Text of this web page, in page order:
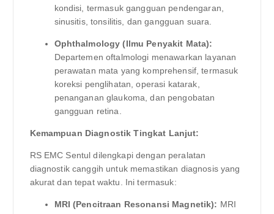
kondisi, termasuk gangguan pendengaran,
sinusitis, tonsilitis, dan gangguan suara.
Ophthalmology (Ilmu Penyakit Mata):
Departemen oftalmologi menawarkan layanan
perawatan mata yang komprehensif, termasuk
koreksi penglihatan, operasi katarak,
penanganan glaukoma, dan pengobatan
gangguan retina.
Kemampuan Diagnostik Tingkat Lanjut:
RS EMC Sentul dilengkapi dengan peralatan
diagnostik canggih untuk memastikan diagnosis yang
akurat dan tepat waktu. Ini termasuk:
MRI (Pencitraan Resonansi Magnetik): MRI